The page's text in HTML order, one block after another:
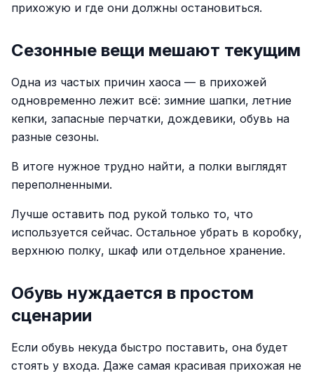
прихожую и где они должны остановиться.
Сезонные вещи мешают текущим
Одна из частых причин хаоса — в прихожей
одновременно лежит всё: зимние шапки, летние
кепки, запасные перчатки, дождевики, обувь на
разные сезоны.
В итоге нужное трудно найти, а полки выглядят
переполненными.
Лучше оставить под рукой только то, что
используется сейчас. Остальное убрать в коробку,
верхнюю полку, шкаф или отдельное хранение.
Обувь нуждается в простом
сценарии
Если обувь некуда быстро поставить, она будет
стоять у входа. Даже самая красивая прихожая не